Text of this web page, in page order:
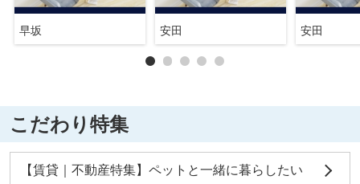
早坂 安田 安田
こだわり特集
【賃貸｜不動産特集】ペットと一緒に暮らしたい